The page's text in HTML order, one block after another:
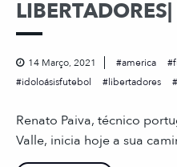
14 Março, 2021 america
idoloásisfutebol
libertadores
Renato Paiva, técnico
Valle, inicia hoje a sua